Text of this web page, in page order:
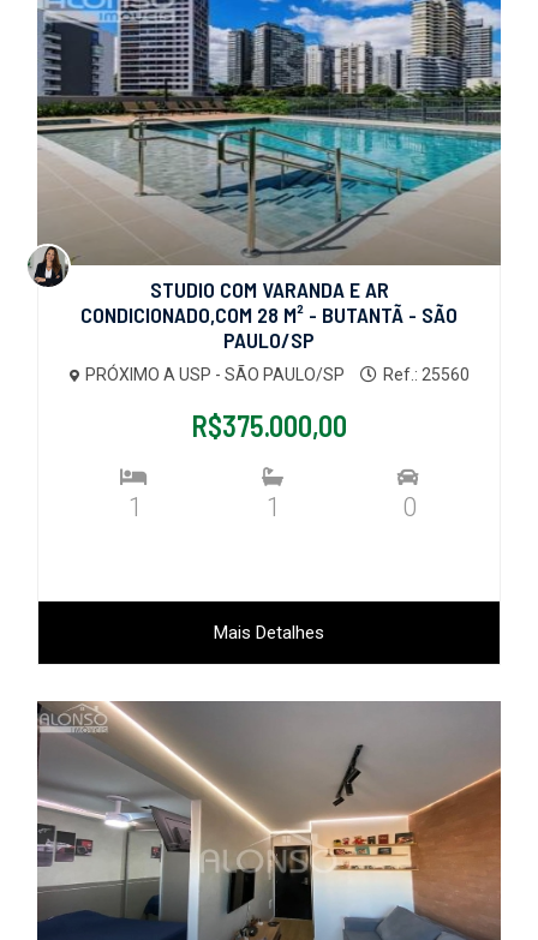
STUDIO COM VARANDA E AR
CONDICIONADO,COM 28 M² - BUTANTÃ - SÃO
PAULO/SP
PRÓXIMO A USP - SÃO PAULO/SP Ref.: 25560
R$375.000,00
1 1 0
Mais Detalhes